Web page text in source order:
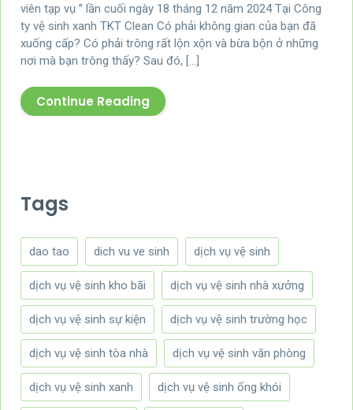
viên tạp vụ ” lần cuối ngày 18 tháng 12 năm 2024 Tại Công
ty vệ sinh xanh TKT Clean Có phải không gian của bạn đã
xuống cấp? Có phải trông rất lộn xộn và bừa bộn ở những
nơi mà bạn trông thấy? Sau đó, […]
Continue Reading
Tags
dao tao dich vu ve sinh dịch vụ vệ sinh
dịch vụ vệ sinh kho bãi dịch vụ vệ sinh nhà xưởng
dịch vụ vệ sinh sự kiện dịch vụ vệ sinh trường học
dịch vụ vệ sinh tòa nhà dịch vụ vệ sinh văn phòng
dịch vụ vệ sinh xanh dịch vụ vệ sinh ống khói